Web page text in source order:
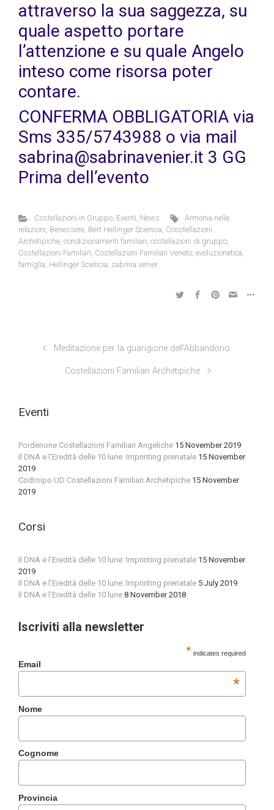
attraverso la sua saggezza, su
quale aspetto portare
l’attenzione e su quale Angelo
inteso come risorsa poter
contare.
CONFERMA OBBLIGATORIA via
Sms 335/5743988 o via mail
sabrina@sabrinavenier.it 3 GG
Prima dell’evento
Costellazioni in Gruppo, Eventi, News
Armonia nelle
relazioni, Benessere, Bert Hellinger Sciencia, Ccostellazioni
Archetipiche, condizionamenti familiari, costellazioni di gruppo,
Costellazioni Familiari, Costellazioni Familiari Veneto, evoluzionetica,
famiglia, Hellinger Sciencia, sabrina venier
Meditazione per la guarigione dell’Abbandono
Costellazioni Familiari Archetipiche
Eventi
Pordenone Costellazioni Familiari Angeliche 15 November 2019
Il DNA e l’Eredità delle 10 lune: Imprinting prenatale 15 November
2019
Codroipo UD Costellazioni Familiari Archetipiche 15 November
2019
Corsi
Il DNA e l’Eredità delle 10 lune: Imprinting prenatale 15 November
2019
Il DNA e l’Eredità delle 10 lune: Imprinting prenatale 5 July 2019
Il DNA e l’Eredità delle 10 lune 8 November 2018
Iscriviti alla newsletter
* indicates required
Email
*
Nome
Cognome
Provincia